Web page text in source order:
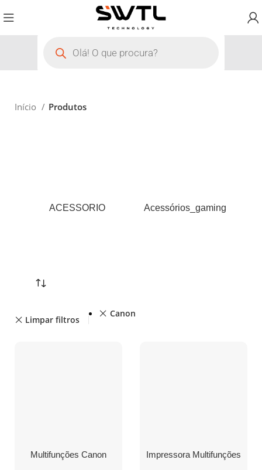
Início Produtos
ACESSORIO Acessórios_gaming
Limpar filtros
Canon
Multifunções Canon
Impressora Multifunções